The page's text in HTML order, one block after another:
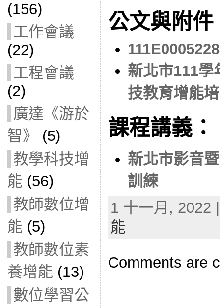
(156)
工作會議
(22)
工程會議
(2)
廣達《游於
智》
(5)
教學科技增
能 (56)
教師數位增
能 (5)
教師數位素
養增能 (13)
數位學習公
公文與附件
111E0005228
新北市111學
技教育增能
課程講義：
新北市影音
訓練
1 十一月, 2022
能
Comments are